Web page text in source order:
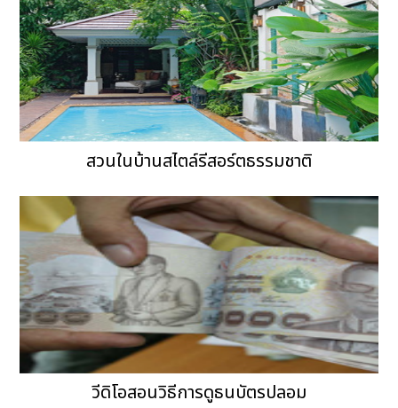
สวนในบ้านสไตล์รีสอร์ตธรรมชาติ
วีดิโอสอนวิธีการดูธนบัตรปลอม